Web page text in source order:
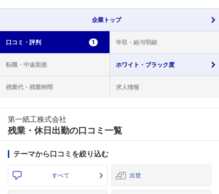
企業 トップ
口コミ・ 評判 1 年収・ 給与明細
転職・ 中途面接 ホワイト・ ブラック度
残業代・ 残業時間 求人情報
第一紙工株式会社
残業・休日出勤の口コミ一覧
テーマから口コミを絞り込む
すべて 出世